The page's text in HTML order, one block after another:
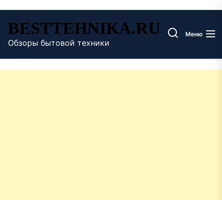
содержимому
BESTTEHNIKA.RU
Обзоры бытовой техники
Меню